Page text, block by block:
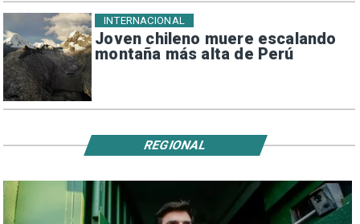
Joven chileno muere escalando
montaña más alta de Perú
INTERNACIONAL
REGIONAL